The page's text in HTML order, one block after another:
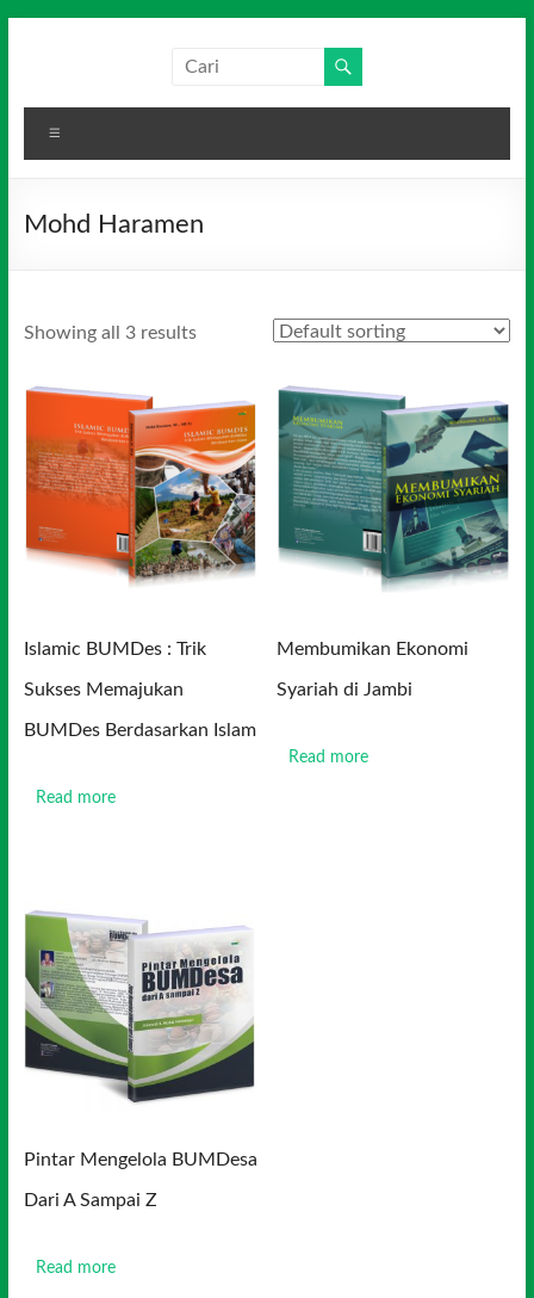
Media
Indonesia
Mohd Haramen
Showing all 3 results
Islamic BUMDes : Trik
Sukses Memajukan
BUMDes Berdasarkan Islam
Read more
Membumikan Ekonomi
Syariah di Jambi
Read more
Pintar Mengelola BUMDesa
Dari A Sampai Z
Read more